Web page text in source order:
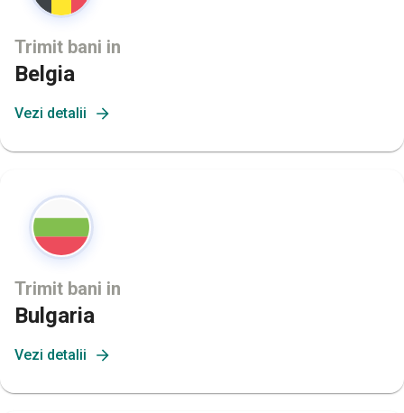
Trimit bani in
Belgia
Vezi detalii
Trimit bani in
Bulgaria
Vezi detalii